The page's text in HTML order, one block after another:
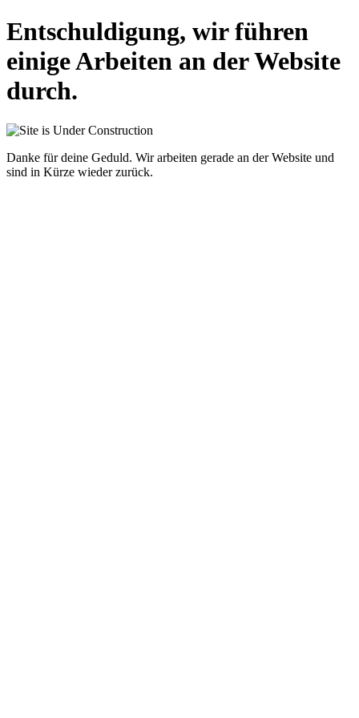
Entschuldigung, wir führen
einige Arbeiten an der Website
durch.
Danke für deine Geduld. Wir arbeiten gerade an der Website und
sind in Kürze wieder zurück.